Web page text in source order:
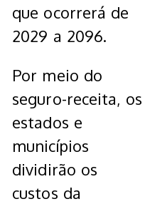
que ocorrerá de
2029 a 2096.
Por meio do
seguro-receita, os
estados e
municípios
dividirão os
custos da